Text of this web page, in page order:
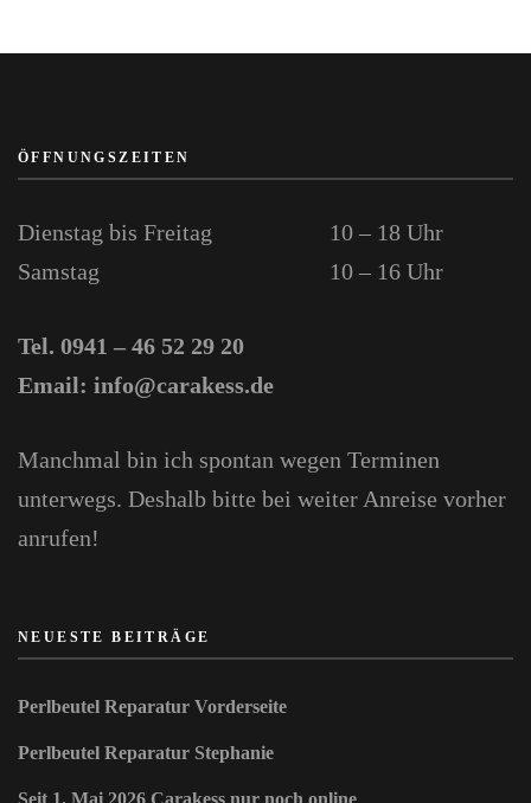
ÖFFNUNGSZEITEN
Dienstag bis Freitag
10 – 18 Uhr
Samstag
10 – 16 Uhr
Tel. 0941 – 46 52 29 20
Email: info@carakess.de
Manchmal bin ich spontan wegen Terminen
unterwegs. Deshalb bitte bei weiter Anreise vorher
anrufen!
NEUESTE BEITRÄGE
Perlbeutel Reparatur Vorderseite
Perlbeutel Reparatur Stephanie
Seit 1. Mai 2026 Carakess nur noch online